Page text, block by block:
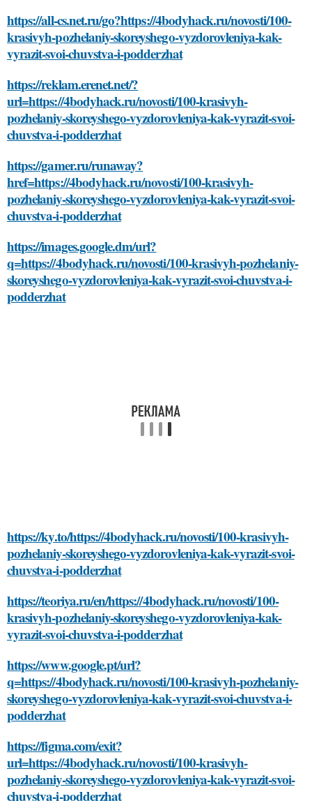
https://all-cs.net.ru/go?https://4bodyhack.ru/novosti/100-
krasivyh-pozhelaniy-skoreyshego-vyzdorovleniya-kak-
vyrazit-svoi-chuvstva-i-podderzhat
https://reklam.erenet.net/?
url=https://4bodyhack.ru/novosti/100-krasivyh-
pozhelaniy-skoreyshego-vyzdorovleniya-kak-vyrazit-svoi-
chuvstva-i-podderzhat
https://gamer.ru/runaway?
href=https://4bodyhack.ru/novosti/100-krasivyh-
pozhelaniy-skoreyshego-vyzdorovleniya-kak-vyrazit-svoi-
chuvstva-i-podderzhat
https://images.google.dm/url?
q=https://4bodyhack.ru/novosti/100-krasivyh-pozhelaniy-
skoreyshego-vyzdorovleniya-kak-vyrazit-svoi-chuvstva-i-
podderzhat
https://ky.to/https://4bodyhack.ru/novosti/100-krasivyh-
pozhelaniy-skoreyshego-vyzdorovleniya-kak-vyrazit-svoi-
chuvstva-i-podderzhat
https://teoriya.ru/en/https://4bodyhack.ru/novosti/100-
krasivyh-pozhelaniy-skoreyshego-vyzdorovleniya-kak-
vyrazit-svoi-chuvstva-i-podderzhat
https://www.google.pt/url?
q=https://4bodyhack.ru/novosti/100-krasivyh-pozhelaniy-
skoreyshego-vyzdorovleniya-kak-vyrazit-svoi-chuvstva-i-
podderzhat
https://figma.com/exit?
url=https://4bodyhack.ru/novosti/100-krasivyh-
pozhelaniy-skoreyshego-vyzdorovleniya-kak-vyrazit-svoi-
chuvstva-i-podderzhat